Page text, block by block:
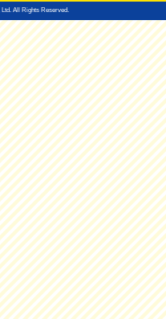
All Rights Reserved.